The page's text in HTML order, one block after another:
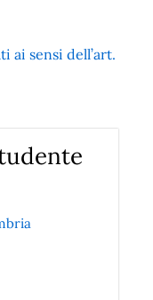
ai sensi dell’art.